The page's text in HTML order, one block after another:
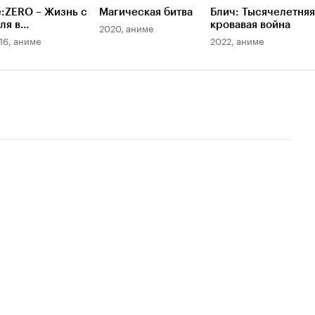
– Жизнь с
в
аниме
Магическая битва
2020, аниме
Блич: Тысячелетняя
кровавая война
2022, аниме